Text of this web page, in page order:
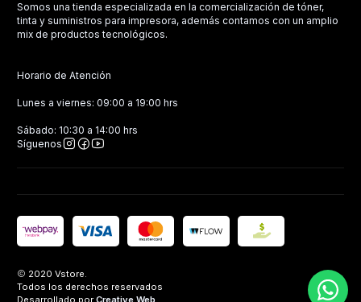
Somos una tienda especializada en la comercialización de tóner,
tinta y suministros para impresora, además contamos con un amplio
mix de productos tecnológicos.
Horario de Atención
Lunes a viernes: 09:00 a 19:00 hrs
Sábado: 10:30 a 14:00 hrs
Síguenos
2020 Vstore.
Todos los derechos reservados